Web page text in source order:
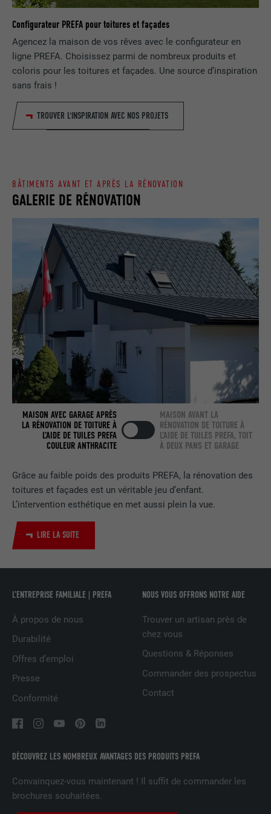
Configurateur PREFA pour toitures et façades
Agencez la maison de vos rêves avec le configurateur en
ligne PREFA. Choisissez parmi de nombreux produits et
coloris pour les toitures et façades. Une source d’inspiration
sans frais !
TROUVER L'INSPIRATION AVEC NOS PROJETS
Grâce au faible poids des produits PREFA, la rénovation des
toitures et façades est un véritable jeu d’enfant.
L’intervention esthétique en met aussi plein la vue.
LIRE LA SUITE
GALERIE DE RÉNOVATION
BÂTIMENTS AVANT ET APRÈS LA RÉNOVATION
MAISON AVEC GARAGE APRÈS
LA RÉNOVATION DE TOITURE À
L’AIDE DE TUILES PREFA
COULEUR ANTHRACITE
MAISON AVANT LA
RÉNOVATION DE TOITURE À
L’AIDE DE TUILES PREFA, TOIT
À DEUX PANS ET GARAGE
DÉCOUVREZ LES NOMBREUX AVANTAGES DES PRODUITS PREFA
Convainquez-vous maintenant ! Il suffit de commander les
brochures souhaitées.
L’ENTREPRISE FAMILIALE | PREFA
À propos de nous
Durabilité
Offres d’emploi
Presse
Conformité
NOUS VOUS OFFRONS NOTRE AIDE
Trouver un artisan près de
chez vous
Questions & Réponses
Commander des prospectus
Contact
UTILITÉ
Enregistre un identifiant unique utilisé
pour générer des données statistiques
sur la manière dont l'utilisateur utilise le
site Internet.
NOM _gaexp
FOURNISSEUR Google Optimize
UTILITÉ
Est placé afin de tester si le navigateur
autorise l'utilisation de cookies. Ne
FOURNISSEUR ads.linkedin.com
EXPIRATION Session
UTILITÉ
LinkedIn
EXPIRATION Session
UTILITÉ
Utilisé par LinkedIn lorsqu'un site
Internet contient une fenêtre « Suivez-
nous » intégrée.
NOM bcookie
LinkedIn
EXPIRATION
UTILITÉ
Utilisé par le service de réseau social
LinkedIn pour suivre l'utilisation de
services intégrés.
bscookie
FOURNISSEUR LinkedIn
EXPIRATION 2 ans
NOM UserMatchHistory
FOURNISSEUR
EXPIRATION
UTILITÉ
Est utilisé pour suivre l'utilisateur sur
plusieurs sites Internet afin d'afficher de
l'utilisateur.
NOM lidc
FOURNISSEUR